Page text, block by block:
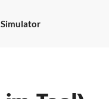
Simulator